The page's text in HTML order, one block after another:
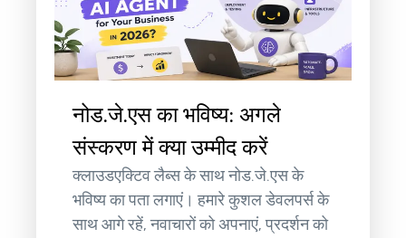
नोड.जे.एस का भविष्य: अगले
संस्करण में क्या उम्मीद करें
क्लाउडएक्टिव लैब्स के साथ नोड.जे.एस के
भविष्य का पता लगाएं। हमारे कुशल डेवलपर्स के
साथ आगे रहें, नवाचारों को अपनाएं, प्रदर्शन को